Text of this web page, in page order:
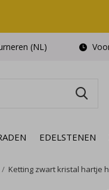
EDELSTENEN
(NL)
Ketting zwart kristal hartje